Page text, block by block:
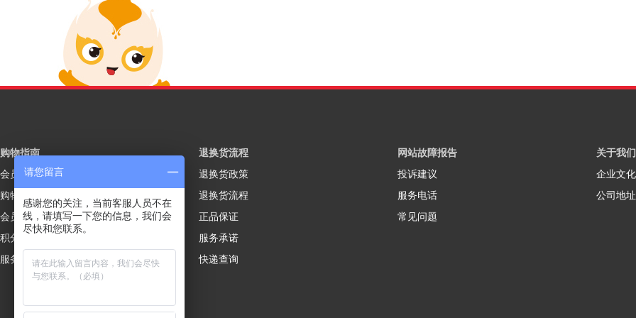
购物指南
会员注册
购物流程
会员制度
积分规则
服务说明
退换货流程
退换货政策
退换货流程
正品保证
服务承诺
快递查询
网站故障报告
投诉建议
服务电话
常见问题
关于我们
企业文化
公司地址
请您留言
感谢您的关注，当前客服人员不在
线，请填写一下您的信息，我们会
尽快和您联系。